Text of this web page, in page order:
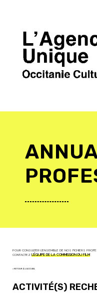
POUR CONSULTER L'ENSEMBLE DE NOS FICHIERS
CONTACTEZ L'ÉQUIPE DE LA COMMISSION DU FILM
< RETOUR À L'ACCUEIL
ACTIVITÉ(S)